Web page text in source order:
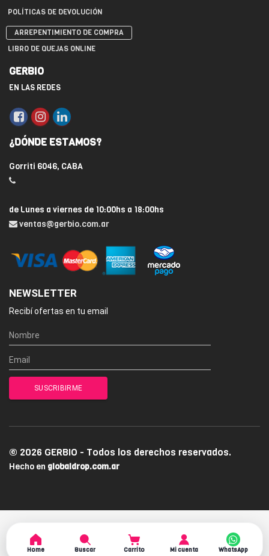
POLÍTICAS DE DEVOLUCIÓN
ARREPENTIMIENTO DE COMPRA
LIBRO DE QUEJAS ONLINE
GERBIO
EN LAS REDES
¿DÓNDE ESTAMOS?
Gorriti 6046, CABA
de Lunes a viernes de 10:00hs a 18:00hs
ventas@gerbio.com.ar
NEWSLETTER
Recibí ofertas en tu email
© 2026 GERBIO - Todos los derechos reservados.
Hecho en globaldrop.com.ar
Home Buscar Carrito Mi cuenta